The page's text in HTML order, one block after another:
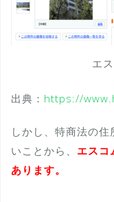
エ
出典： https://
しかし、特商法の
いことから、 エスコ
あります。